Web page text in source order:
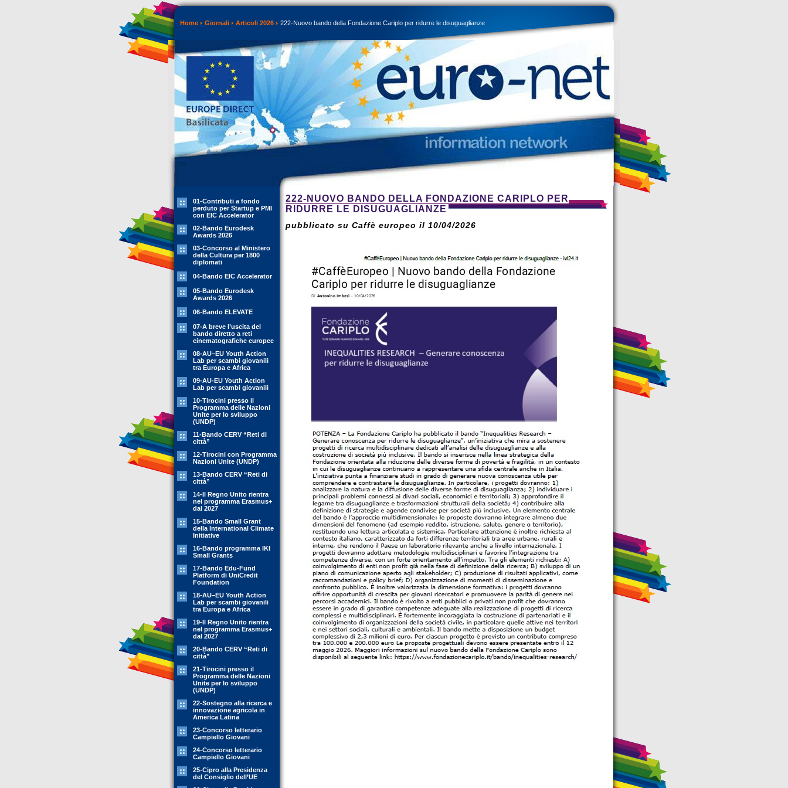
Home Giornali Articoli 2026 222-Nuovo bando della Fondazione Cariplo per ridurre le disuguaglianze
01-Contributi a fondo
perduto per Startup e PMI
con EIC Accelerator
02-Bando Eurodesk
Awards 2026
03-Concorso al Ministero
della Cultura per 1800
diplomati
04-Bando EIC Accelerator
05-Bando Eurodesk
Awards 2026
06-Bando ELEVATE
07-A breve l’uscita del
bando diretto a reti
cinematografiche europee
08-AU–EU Youth Action
Lab per scambi giovanili
tra Europa e Africa
09-AU-EU Youth Action
Lab per scambi giovanili
10-Tirocini presso il
Programma delle Nazioni
Unite per lo sviluppo
(UNDP)
11-Bando CERV “Reti di
città”
12-Tirocini con Programma
Nazioni Unite (UNDP)
13-Bando CERV “Reti di
città”
14-Il Regno Unito rientra
nel programma Erasmus+
dal 2027
15-Bando Small Grant
della International Climate
Initiative
16-Bando programma IKI
Small Grants
17-Bando Edu-Fund
Platform di UniCredit
Foundation
18-AU–EU Youth Action
Lab per scambi giovanili
tra Europa e Africa
19-Il Regno Unito rientra
nel programma Erasmus+
dal 2027
20-Bando CERV “Reti di
città”
21-Tirocini presso il
Programma delle Nazioni
Unite per lo sviluppo
(UNDP)
22-Sostegno alla ricerca e
innovazione agricola in
America Latina
23-Concorso letterario
Campiello Giovani
24-Concorso letterario
Campiello Giovani
25-Cipro alla Presidenza
del Consiglio dell’UE
222-NUOVO BANDO DELLA FONDAZIONE CARIPLO PER
RIDURRE LE DISUGUAGLIANZE
pubblicato su Caffè europeo il 10/04/2026